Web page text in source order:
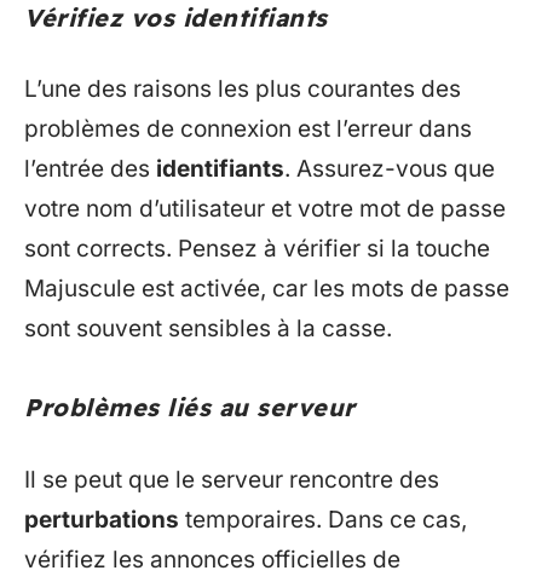
Vérifiez vos identifiants
L’une des raisons les plus courantes des
problèmes de connexion est l’erreur dans
l’entrée des identifiants. Assurez-vous que
votre nom d’utilisateur et votre mot de passe
sont corrects. Pensez à vérifier si la touche
Majuscule est activée, car les mots de passe
sont souvent sensibles à la casse.
Problèmes liés au serveur
Il se peut que le serveur rencontre des
perturbations temporaires. Dans ce cas,
vérifiez les annonces officielles de